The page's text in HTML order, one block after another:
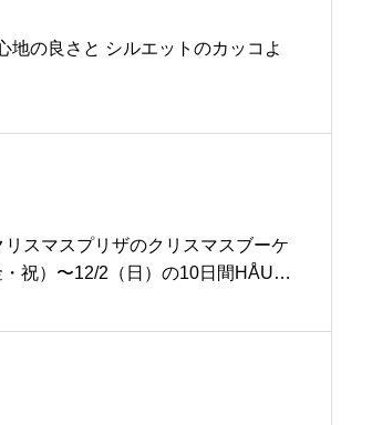
用#hausmatsue #島根
江
地の良さと シルエットのカッコよ
スマスプリザのクリスマスブーケ
祝）〜12/2（日）の10日間HÅUS
ケを先着順にてプレゼント！ニッ
で数に限りがございます^^;気にな
いませ🌲…#Christmas#Xmas#bouq